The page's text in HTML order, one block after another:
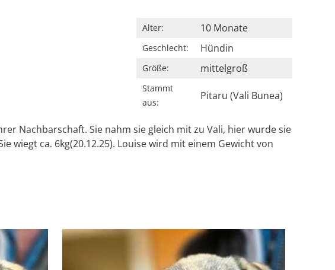
Alter: 10 Monate
Geschlecht: Hündin
Größe: mittelgroß
Stammt
aus:
Pitaru (Vali Bunea)
Nachbarschaft. Sie nahm sie gleich mit zu Vali, hier wurde sie
wiegt ca. 6kg(20.12.25). Louise wird mit einem Gewicht von